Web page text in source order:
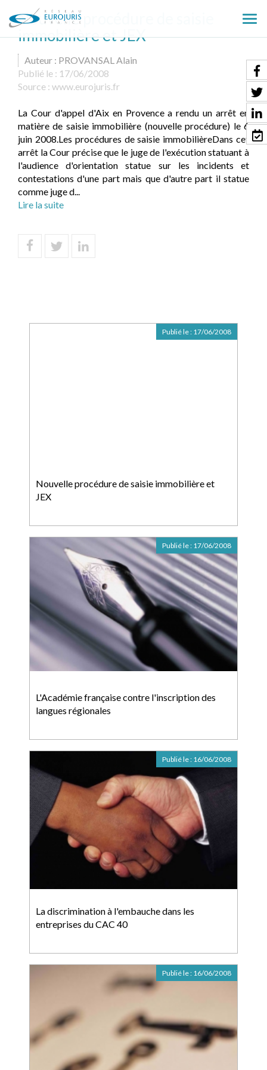
le
Nouvelle procédure de saisie
immobilière et JEX
Auteur : PROVANSAL Alain
Publié le : 17/06/2008
Source : www.eurojuris.fr
La Cour d'appel d'Aix en Provence a rendu un arrêt en
matière de saisie immobilière (nouvelle procédure) le 6
juin 2008.Les procédures de saisie immobilièreDans cet
arrêt la Cour précise que le juge de l'exécution statuant à
l'audience d'orientation statue sur les incidents et
contestations d'une part mais que d'autre part il statue
comme juge d...
Lire la suite
Nouvelle procédure de saisie immobilière et
JEX
Publié le : 17/06/2008
L'Académie française contre l'inscription des
langues régionales
Publié le : 17/06/2008
La discrimination à l'embauche dans les
entreprises du CAC 40
Publié le : 16/06/2008
Publié le : 16/06/2008